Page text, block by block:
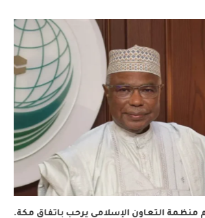
التعاون الإسلامي يرحب باتفاق مكة...